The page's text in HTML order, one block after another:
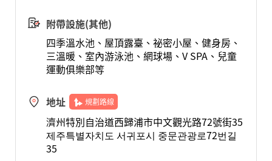
附帶設施(其他)
四季溫水池、屋頂露臺、祕密小屋、健身房、
三溫暖、室內游泳池、網球場、V SPA、兒童
運動俱樂部等
地址 規劃路線
濟州特別自治道西歸浦市中文觀光路72號街35
제주특별자치도 서귀포시 중문관광로72번길
35